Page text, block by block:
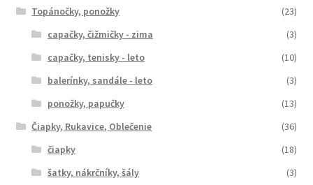
Topánočky, ponožky
(23)
capačky, čižmičky - zima
(3)
capačky, tenisky - leto
(10)
balerínky, sandále - leto
(3)
ponožky, papučky
(13)
Čiapky, Rukavice, Oblečenie
(36)
čiapky
(18)
šatky, nákrčníky, šály
(3)